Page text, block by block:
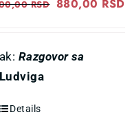
RSD Original
1.100,00 RSD.
880,00 RSD
Razgovor sa
Details